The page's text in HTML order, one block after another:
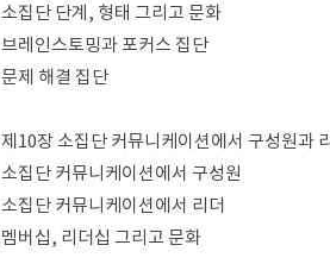
소집단 단계, 형태 그리고 문화
브레인스토밍과 포커스 집단
문제 해결 집단
제10장 소집단 커뮤니케이션에서 구성원과
소집단 커뮤니케이션에서 구성원
소집단 커뮤니케이션에서 리더
멤버십, 리더십 그리고 문화